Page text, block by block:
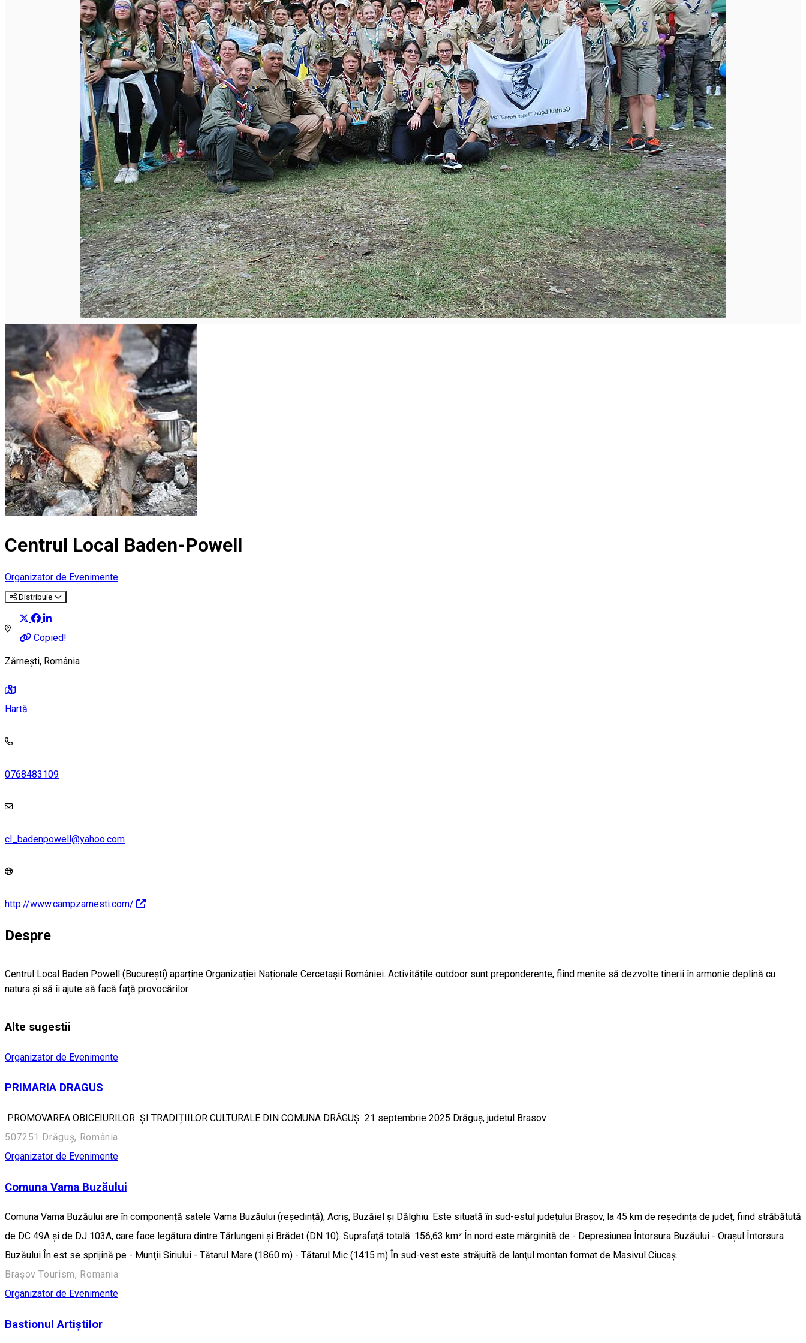
Centrul Local Baden-Powell
Organizator de Evenimente
Distribuie
Copied!
Zărnești, România
Hartă
0768483109
cl_badenpowell@yahoo.com
http://www.campzarnesti.com/
Despre
Centrul Local Baden Powell (București) aparține Organizației Naționale Cercetașii României. Activitățile outdoor sunt preponderente, fiind menite să dezvolte tinerii în armonie deplină cu
natura și să îi ajute să facă față provocărilor
Alte sugestii
Organizator de Evenimente
PRIMARIA DRAGUS
PROMOVAREA OBICEIURILOR ȘI TRADIȚIILOR CULTURALE DIN COMUNA DRĂGUȘ 21 septembrie 2025 Drăguș, judetul Brasov
507251 Drăguș, România
Organizator de Evenimente
Comuna Vama Buzăului
Comuna Vama Buzăului are în componență satele Vama Buzăului (reședință), Acriș, Buzăiel și Dălghiu. Este situată în sud-estul județului Brașov, la 45 km de reședința de județ, fiind străbătută
de DC 49A și de DJ 103A, care face legătura dintre Tărlungeni și Brădet (DN 10). Suprafaţă totală: 156,63 km² În nord este mărginită de - Depresiunea Întorsura Buzăului - Oraşul Întorsura
Buzăului În est se sprijină pe - Munţii Siriului - Tătarul Mare (1860 m) - Tătarul Mic (1415 m) În sud-vest este străjuită de lanţul montan format de Masivul Ciucaş.
Brașov Tourism, Romania
Organizator de Evenimente
Bastionul Artiștilor